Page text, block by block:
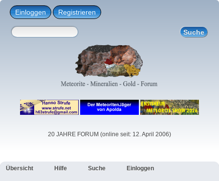
Einloggen Registrieren
20 JAHRE FORUM (online seit: 12. April 2006)
Übersicht Hilfe Suche Einloggen